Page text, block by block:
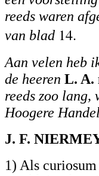
reeds waren
van blad 14.
Aan velen heb
de heeren L. A.
reeds zoo
Hoogere
J. F.
1) Als